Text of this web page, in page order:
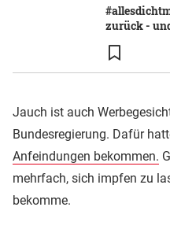
zurück -
Jauch ist auch
Bundesregierung. Dafür
Anfeindungen bekommen.
mehrfach, sich impfen zu
bekomme.